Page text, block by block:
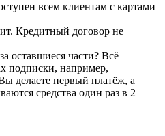
всем клиентам с картами
Кредитный договор не
оставшиеся части? Всё
подписки, например,
делаете первый платёж, а
средства один раз в 2